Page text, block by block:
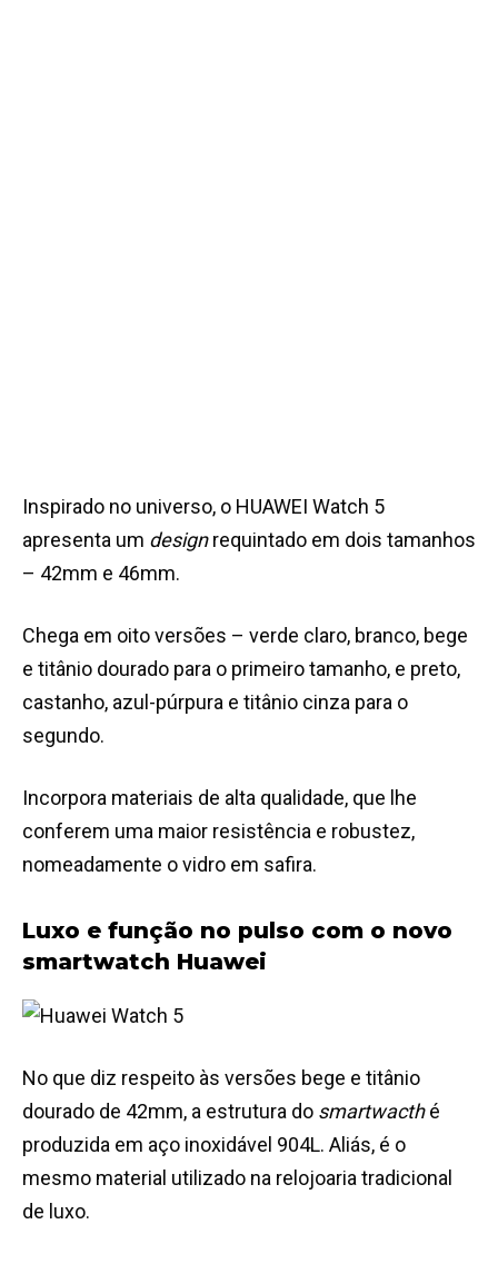
Inspirado no universo, o HUAWEI Watch 5
apresenta um designrequintado em dois tamanhos
– 42mm e 46mm.
Chega em oito versões – verde claro, branco, bege
e titânio dourado para o primeiro tamanho, e preto,
castanho, azul-púrpura e titânio cinza para o
segundo.
Incorpora materiais de alta qualidade, que lhe
conferem uma maior resistência e robustez,
nomeadamente o vidro em safira.
Luxo e função no pulso com o novo
smartwatch Huawei
No que diz respeito às versões bege e titânio
dourado de 42mm, a estrutura do smartwacthé
produzida em aço inoxidável 904L. Aliás, é o
mesmo material utilizado na relojoaria tradicional
de luxo.